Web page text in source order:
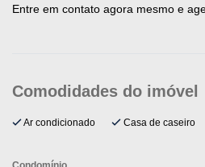
Entre em contato agora mesmo e
Ar condicionado Casa de caseiro